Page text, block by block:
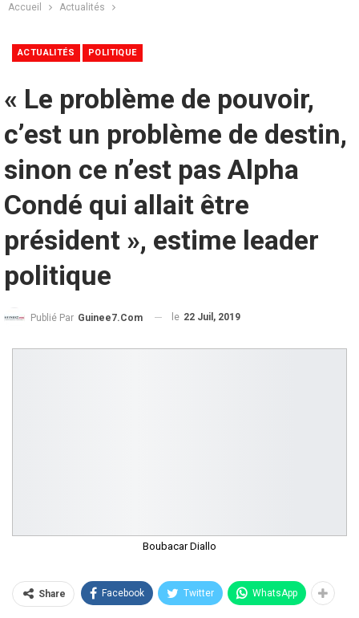
Accueil Actualités
ACTUALITÉS POLITIQUE
« Le problème de pouvoir,
c’est un problème de destin,
sinon ce n’est pas Alpha
Condé qui allait être
président », estime leader
politique
Publié Par Guinee7.com le 22 Juil, 2019
Boubacar Diallo
Share Facebook Twitter WhatsApp